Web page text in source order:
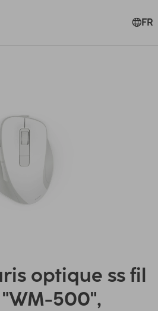
FR
optique ss fil
500",